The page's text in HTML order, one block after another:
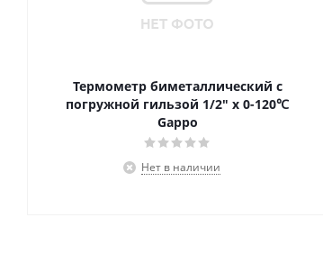
Термометр биметаллический с
погружной гильзой 1/2" x 0-120℃
Gappo
Нет в наличии